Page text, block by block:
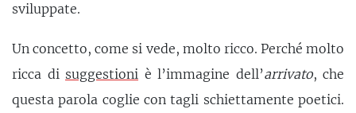
sviluppate.
Un concetto, come si vede, molto ricco. Perché molto
ricca di suggestioni è l’immagine dell’arrivato, che
questa parola coglie con tagli schiettamente poetici.